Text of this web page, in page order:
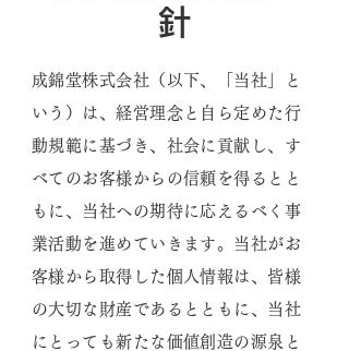
針
成錦堂株式会社（以下、「当社」と
いう）は、経営理念と自ら定めた行
動規範に基づき、社会に貢献し、す
べてのお客様からの信頼を得るとと
もに、当社への期待に応えるべく事
業活動を進めていきます。当社がお
客様から取得した個人情報は、皆様
の大切な財産であるとともに、当社
にとっても新たな価値創造の源泉と